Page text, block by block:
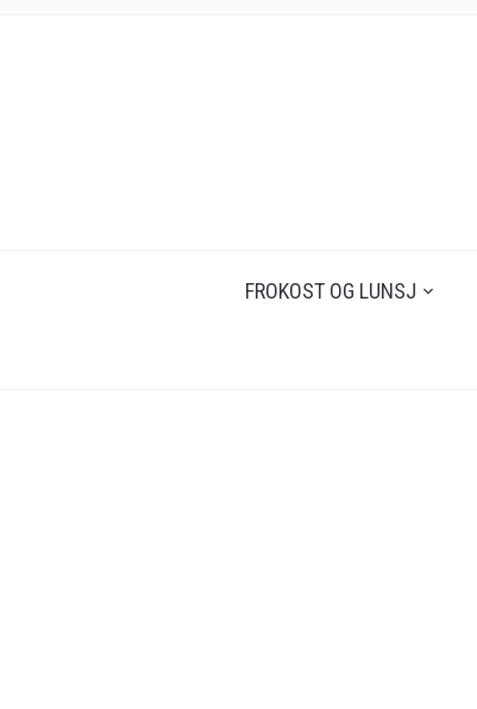
FROKOST OG LUNSJ